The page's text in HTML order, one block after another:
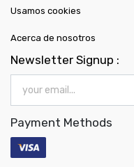
Usamos cookies
Acerca de nosotros
Newsletter Signup :
Payment Methods